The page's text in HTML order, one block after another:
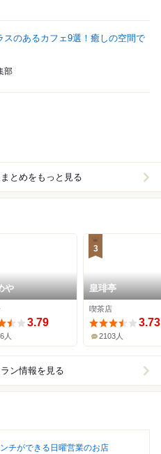
スのあるカフェ9選！癒しの空間で
部
とめをもっと見る
や
3.79
人
3
皇琲亭
喫茶店
3.73
2103人
ン情報を見る
チができる日曜営業のお店